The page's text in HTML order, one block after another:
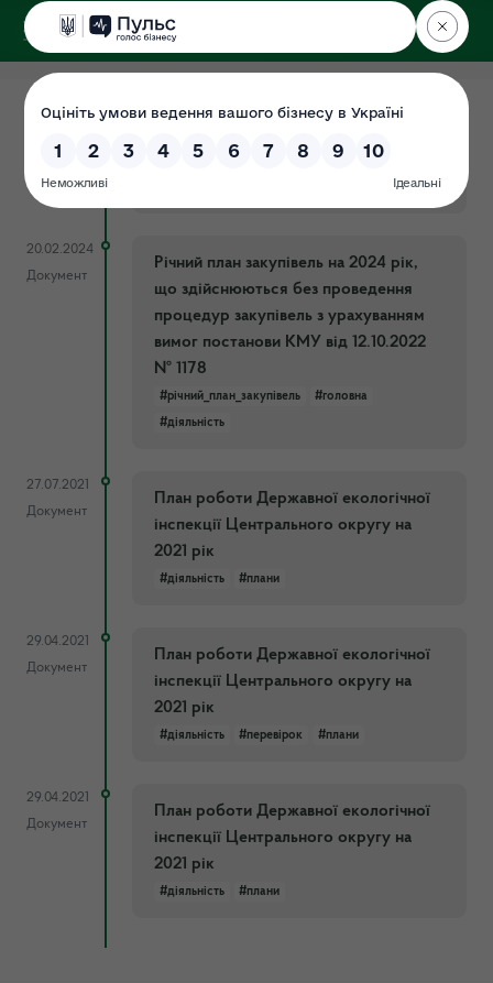
ДЕРЖЕКОІНСПЕКЦІЯ
Центрального округу
06.02.2026
Документ
#2026 #головна #діяльність
#закупівлі
20.02.2024
Документ
Річний план закупівель на 2024 рік,
що здійснюються без проведення
процедур закупівель з урахуванням
вимог постанови КМУ від 12.10.2022
№ 1178
#річний_план_закупівель
#головна
#діяльність
27.07.2021
Документ
План роботи Державної екологічної
інспекції Центрального округу на
2021 рік
#діяльність #плани
29.04.2021
Документ
План роботи Державної екологічної
інспекції Центрального округу на
2021 рік
#діяльність #перевірок #плани
29.04.2021
Документ
План роботи Державної екологічної
інспекції Центрального округу на
2021 рік
#діяльність #плани